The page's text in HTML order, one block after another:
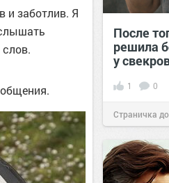
и заботлив. Я
После
решила
у
1 0
Страничка
позитива!